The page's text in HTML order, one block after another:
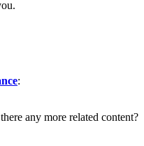
:
any more related content?